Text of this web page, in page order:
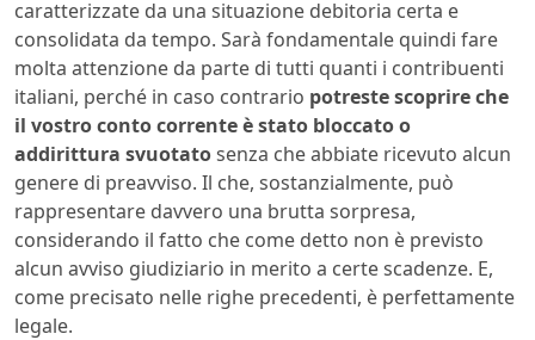
caratterizzate da una situazione debitoria certa e
consolidata da tempo. Sarà fondamentale quindi fare
molta attenzione da parte di tutti quanti i contribuenti
italiani, perché in caso contrario potreste scoprire che
il vostro conto corrente è stato bloccato o
addirittura svuotatosenza che abbiate ricevuto alcun
genere di preavviso. Il che, sostanzialmente, può
rappresentare davvero una brutta sorpresa,
considerando il fatto che come detto non è previsto
alcun avviso giudiziario in merito a certe scadenze. E,
come precisato nelle righe precedenti, è perfettamente
legale.